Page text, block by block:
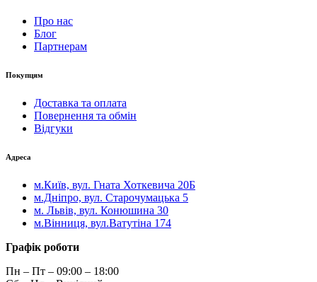
Про нас
Блог
Партнерам
Покупцям
Доставка та оплата
Повернення та обмін
Відгуки
Адреса
м.Київ, вул. Гната Хоткевича 20Б
м.Дніпро, вул. Старочумацька 5
м. Львів, вул. Конюшина 30
м.Вінниця, вул.Ватутіна 174
Графік роботи
Пн – Пт – 09:00 – 18:00